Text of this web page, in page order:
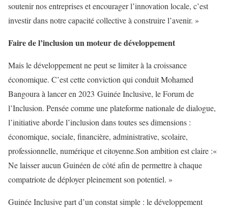
soutenir nos entreprises et encourager l’innovation locale, c’est
investir dans notre capacité collective à construire l’avenir. »
Faire de l’inclusion un moteur de développement
Mais le développement ne peut se limiter à la croissance
économique. C’est cette conviction qui conduitMohamed
Bangoura à lancer en 2023 Guinée Inclusive, le Forum de
l’Inclusion. Pensée comme une plateforme nationale de dialogue,
l’initiative aborde l’inclusion dans toutes ses dimensions :
économique, sociale, financière, administrative, scolaire,
professionnelle, numérique et citoyenne.Son ambition est claire :«
Ne laisser aucun Guinéen de côté afin de permettre à chaque
compatriote de déployer pleinement son potentiel. »
Guinée Inclusivepart d’un constat simple : le développement